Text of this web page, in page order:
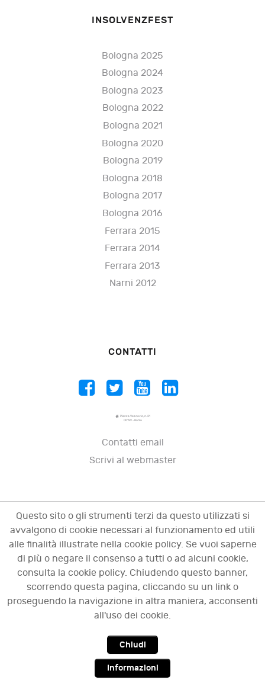
INSOLVENZFEST
Bologna 2025
Bologna 2024
Bologna 2023
Bologna 2022
Bologna 2021
Bologna 2020
Bologna 2019
Bologna 2018
Bologna 2017
Bologna 2016
Ferrara 2015
Ferrara 2014
Ferrara 2013
Narni 2012
CONTATTI
Piazza Vescovio, n. 21
00199 - Roma
Contatti email
Scrivi al webmaster
© 2009 - 2026 OCI - Osservatorio sulle crisi
d'impresa. Tutti i diritti riservati.
Questo sito o gli strumenti terzi da questo utilizzati si
avvalgono di cookie necessari al funzionamento ed utili
alle finalità illustrate nella cookie policy. Se vuoi saperne
di più o negare il consenso a tutti o ad alcuni cookie,
consulta la cookie policy. Chiudendo questo banner,
scorrendo questa pagina, cliccando su un link o
proseguendo la navigazione in altra maniera, acconsenti
all'uso dei cookie.
Chiudi
Informazioni